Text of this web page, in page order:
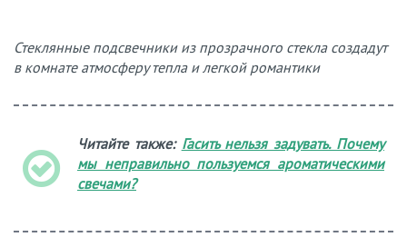
Стеклянные подсвечники из прозрачного стекла создадут
в комнате атмосферу тепла и легкой романтики
Читайте также: Гасить нельзя задувать. Почему
мы неправильно пользуемся ароматическими
свечами?